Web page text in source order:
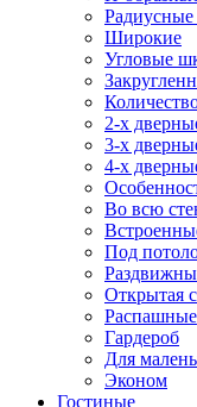
Широкие
Угловые
2-х
3-х
4-х
Во всю
Под
Открытая
Распашные
Гардероб
Для
Эконом
Гостиные